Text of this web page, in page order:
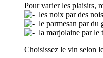
Pour varier les plaisirs,
les noix par des
le parmesan par du
la marjolaine par le
Choisissez le vin selon